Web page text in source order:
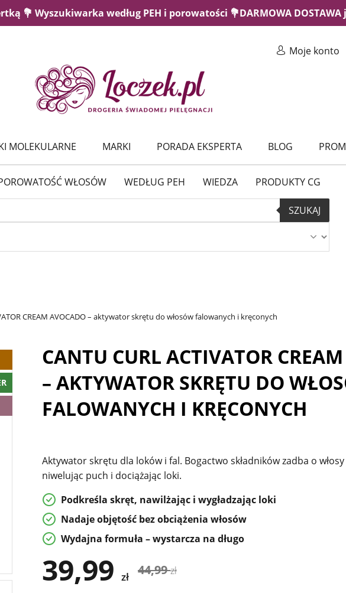
💐 Wyszukiwarka według PEH i porowatości 💐DARMOWA DOSTAWA
Moje konto
MOLEKULARNE MARKI PORADA EKSPERTA BLOG
WŁOSÓW WEDŁUG PEH WIEDZA PRODUKTY CG
SZUKAJ
CREAM AVOCADO – aktywator skrętu do włosów falowanych i kręconych
CANTU CURL ACTIVATOR
– AKTYWATOR SKRĘTU DO
FALOWANYCH I KRĘCONYCH
Aktywator skrętu dla loków i fal. Bogactwo składników zadba o
niwelując puch i dociążając loki.
Podkreśla skręt, nawilżając i wygładzając loki
Nadaje objętość bez obciążenia włosów
Wydajna formuła – wystarcza na długo
39,99 zł 44,99zł